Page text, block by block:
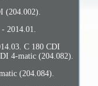
(204.002).
2014.01.
C 180 CDI
4-matic (204.082).
(204.084).